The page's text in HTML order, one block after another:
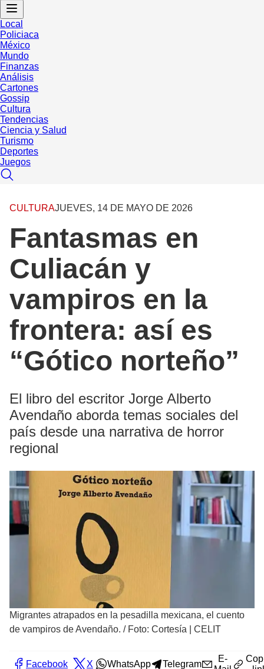
Local
Policiaca
México
Mundo
Finanzas
Análisis
Cartones
Gossip
Cultura
Tendencias
Ciencia y Salud
Turismo
Deportes
Juegos
CULTURAJUEVES, 14 DE MAYO DE 2026
Fantasmas en
Culiacán y
vampiros en la
frontera: así es
“Gótico norteño”
El libro del escritor Jorge Alberto
Avendaño aborda temas sociales del
país desde una narrativa de horror
regional
Migrantes atrapados en la pesadilla mexicana, el cuento
de vampiros de Avendaño. / Foto: Cortesía | CELIT
Facebook X WhatsApp Telegram
E-